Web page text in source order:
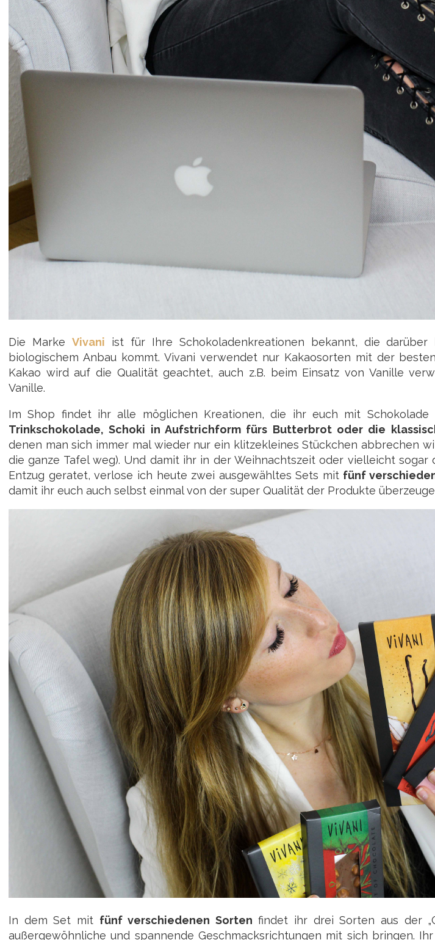
Die Marke Vivani ist für Ihre Schokoladenkreationen bekannt, die
biologischem Anbau kommt. Vivani verwendet nur Kakaosorten mit der
Kakao wird auf die Qualität geachtet, auch z.B. beim Einsatz von Vanille
Vanille.
Im Shop findet ihr alle möglichen Kreationen, die ihr euch mit
Trinkschokolade, Schoki in Aufstrichform fürs Butterbrot oder die
denen man sich immer mal wieder nur ein klitzekleines Stückchen abbrechen
die ganze Tafel weg). Und damit ihr in der Weihnachtszeit oder vielleicht sogar
Entzug geratet, verlose ich heute zwei ausgewähltes Sets mit fünf
damit ihr euch auch selbst einmal von der super Qualität der Produkte
In dem Set mit fünf verschiedenen Sorten findet ihr drei Sorten aus der
außergewöhnliche und spannende Geschmacksrichtungen mit sich bringen.